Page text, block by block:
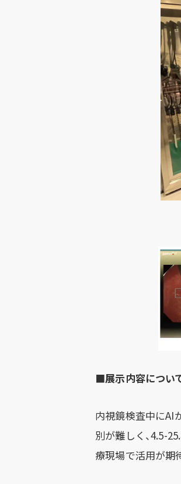
■展示内容につい
内視鏡検査中にAI
別が難しく、4.5-
療現場で活用が期